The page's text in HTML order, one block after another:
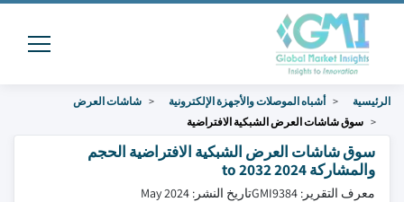
الرئيسية أشباه الموصلات والأجهزة الإلكترونية
شاشات العرض
سوق شاشات العرض الشبكية الافتراضية
سوق شاشات العرض الشبكية الافتراضية الحجم
والمشاركة 2024 to 2032
معرف التقرير: GMI9384
تاريخ النشر: May 2024